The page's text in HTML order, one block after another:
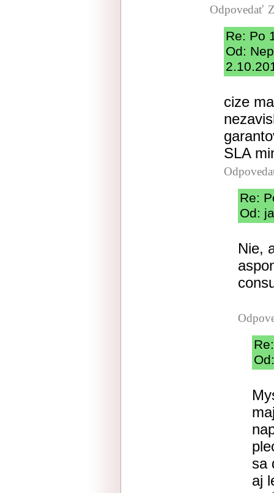
Odpovedať
Re: Po
Od:
cize
SLA
Re:
Od:
Nie,
sa
aj